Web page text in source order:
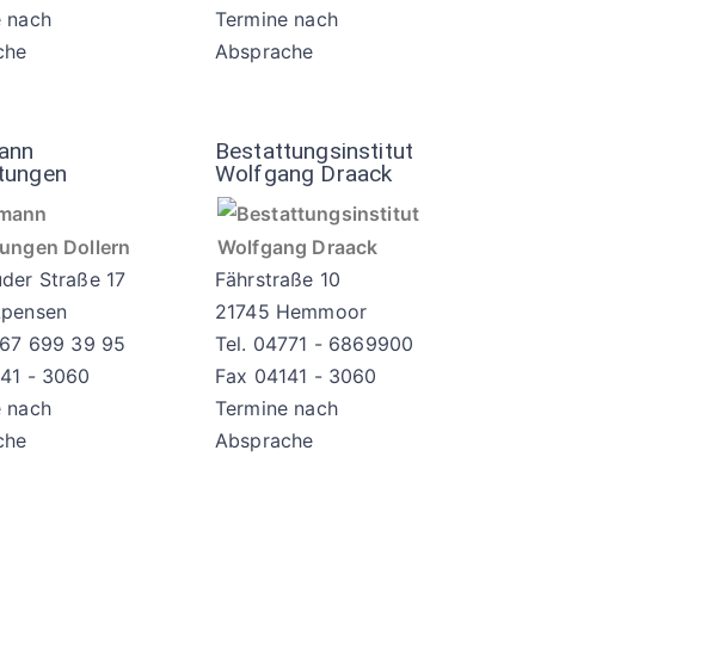
nach
Termine nach
Absprache
Straße 17
699 39 95
- 3060
nach
Bestattungsinstitut
Wolfgang Draack
Fährstraße 10
21745 Hemmoor
Tel. 04771 - 6869900
Fax 04141 - 3060
Termine nach
Absprache